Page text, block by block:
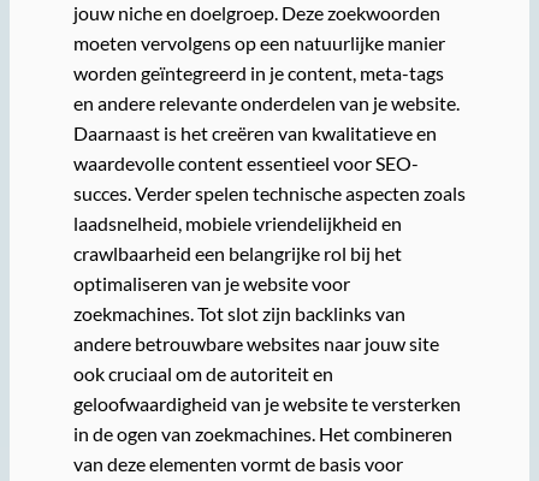
jouw niche en doelgroep. Deze zoekwoorden
moeten vervolgens op een natuurlijke manier
worden geïntegreerd in je content, meta-tags
en andere relevante onderdelen van je website.
Daarnaast is het creëren van kwalitatieve en
waardevolle content essentieel voor SEO-
succes. Verder spelen technische aspecten zoals
laadsnelheid, mobiele vriendelijkheid en
crawlbaarheid een belangrijke rol bij het
optimaliseren van je website voor
zoekmachines. Tot slot zijn backlinks van
andere betrouwbare websites naar jouw site
ook cruciaal om de autoriteit en
geloofwaardigheid van je website te versterken
in de ogen van zoekmachines. Het combineren
van deze elementen vormt de basis voor